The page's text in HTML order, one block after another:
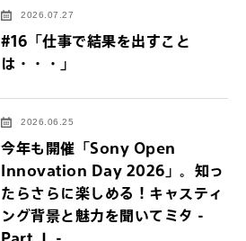
2026.07.27
#16「仕事で結果を出すこと
は・・・」
2026.06.25
今年も開催「Sony Open
Innovation Day 2026」。知っ
たらさらに楽しめる！キャスティ
ング背景と魅力を聞いてミタ -